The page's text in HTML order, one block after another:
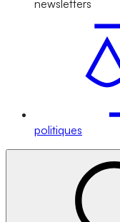
newsletters
politiques